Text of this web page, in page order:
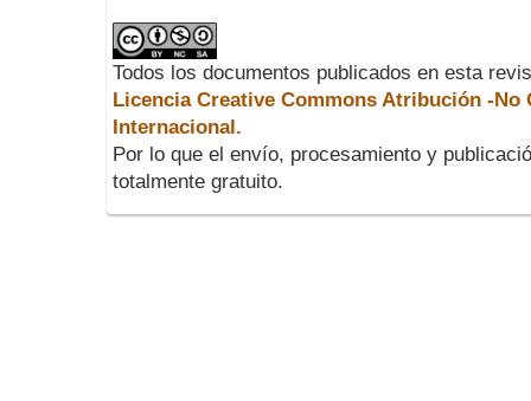
Todos los documentos publicados en esta
Licencia Creative Commons Atribución -
Internacional.
Por lo que el envío, procesamiento y
totalmente gratuito.